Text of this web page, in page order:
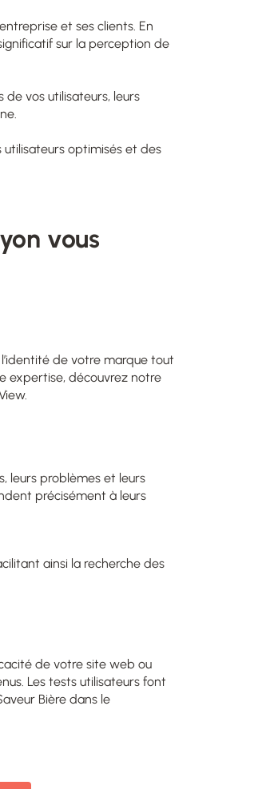
et ses clients. En
sur la perception de
de vos utilisateurs, leurs
utilisateurs optimisés et des
vous
de votre marque tout
expertise, découvrez notre
.
leurs problèmes et leurs
précisément à leurs
ainsi la recherche des
de votre site web ou
Les tests utilisateurs font
Bière dans le